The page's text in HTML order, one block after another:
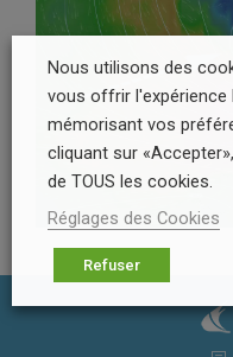
Nous utilisons des
vous offrir l'expérience
mémorisant vos
cliquant sur
de TOUS les cookies.
Réglages des Cookies
Refuser